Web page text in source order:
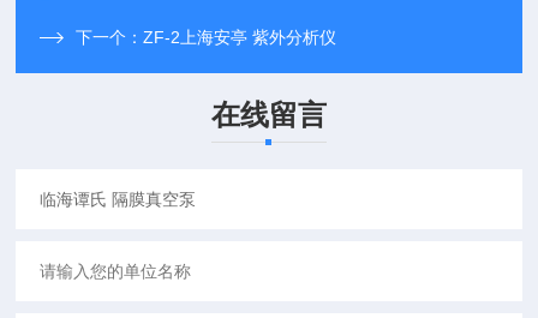
下一个：ZF-2上海安亭 紫外分析仪
在线留言